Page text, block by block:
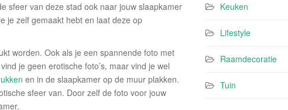
sfeer van deze stad ook naar jouw slaapkamer
je zelf gemaakt hebt en laat deze op
worden. Ook als je een spannende foto met
je geen erotische foto’s, maar vind je wel
en in de slaapkamer op de muur plakken.
sfeer van. Door zelf de foto voor jouw
Keuken
Lifestyle
Raamdecoratie
Tuin